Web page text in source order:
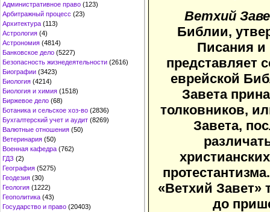
Административное право (123)
Арбитражный процесс (23)
Архитектура (113)
Астрология (4)
Астрономия (4814)
Банковское дело (5227)
Безопасность жизнедеятельности (2616)
Биографии (3423)
Биология (4214)
Биология и химия (1518)
Биржевое дело (68)
Ботаника и сельское хоз-во (2836)
Бухгалтерский учет и аудит (8269)
Валютные отношения (50)
Ветеринария (50)
Военная кафедра (762)
ГДЗ (2)
География (5275)
Геодезия (30)
Геология (1222)
Геополитика (43)
Государство и право (20403)
Ветхий
Библии,
Писания и
представляет
еврейской
Завета
толковников,
Завета,
«Ветхий Завет»
до